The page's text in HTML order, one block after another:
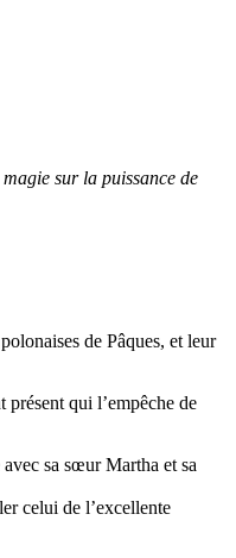
sur la puissance de
de Pâques, et leur
qui l’empêche de
sa sœur Martha et sa
celui de l’excellente